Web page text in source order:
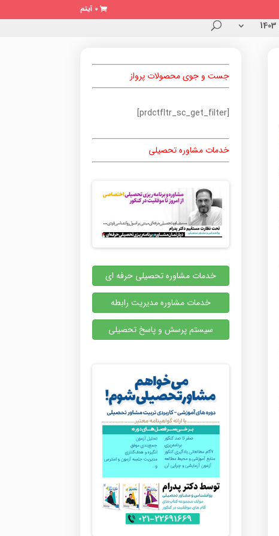
0 آیتم
جست و جوی محصولات پرواز
[prdctfltr_sc_get_filter]
خدمات مشاوره تحصیلی
خدمات مشاوره تحصیلی حرفه ای
خدمات مشاوره مدیریت رابطه
سیستم پرسش و پاسخ تحصیلی